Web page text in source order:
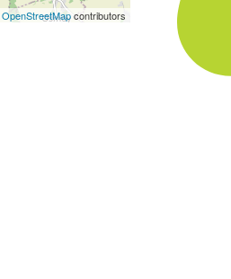
OpenStreetMapcontributors